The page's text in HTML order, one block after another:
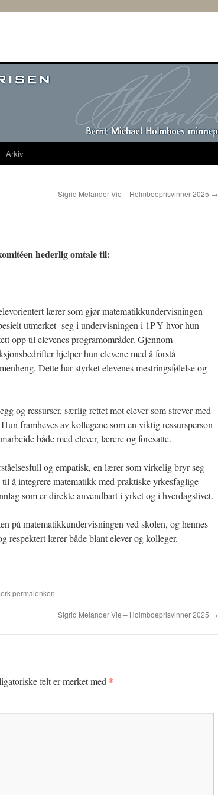
Arkiv
Sigrid Melander Vie – Holmboeprisvinner 2025 →
hederlig omtale til:
lærer som gjør matematikkundervisningen
utmerket seg i undervisningen i 1P-Y hvor hun
opp til elevenes programområder. Gjennom
hjelper hun elevene med å forstå
Dette har styrket elevenes mestringsfølelse og
og ressurser, særlig rettet mot elever som strever med
framheves av kollegene som en viktig ressursperson
både med elever, lærere og foresatte.
og empatisk, en lærer som virkelig bryr seg
å integrere matematikk med praktiske yrkesfaglige
som er direkte anvendbart i yrket og i hverdagslivet.
på matematikkundervisningen ved skolen, og hennes
respektert lærer både blant elever og kolleger.
permalenken.
Sigrid Melander Vie – Holmboeprisvinner 2025 →
felt er merket med *